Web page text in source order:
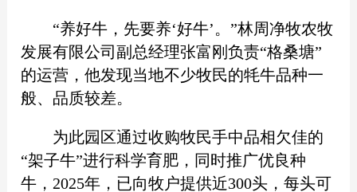
“养好牛，先要养‘好牛’。”林周净牧农牧
发展有限公司副总经理张富刚负责“格桑塘”
的运营，他发现当地不少牧民的牦牛品种一
般、品质较差。
为此园区通过收购牧民手中品相欠佳的
“架子牛”进行科学育肥，同时推广优良种
牛，2025年，已向牧户提供近300头，每头可